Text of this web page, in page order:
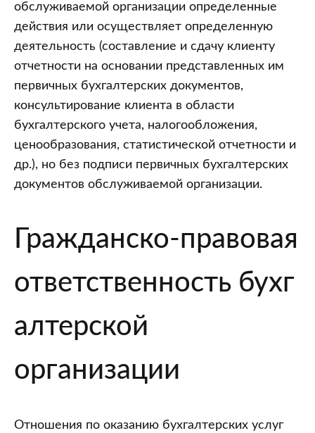
обслуживаемой организации определенные
действия или осуществляет определенную
деятельность (составление и сдачу клиенту
отчетности на основании представленных им
первичных бухгалтерских документов,
консультирование клиента в области
бухгалтерского учета, налогообложения,
ценообразования, статистической отчетности и
др.), но без подписи первичных бухгалтерских
документов обслуживаемой организации.
Гражданско-правовая
ответственность бухг
алтерской
организации
Отношения по оказанию бухгалтерских услуг